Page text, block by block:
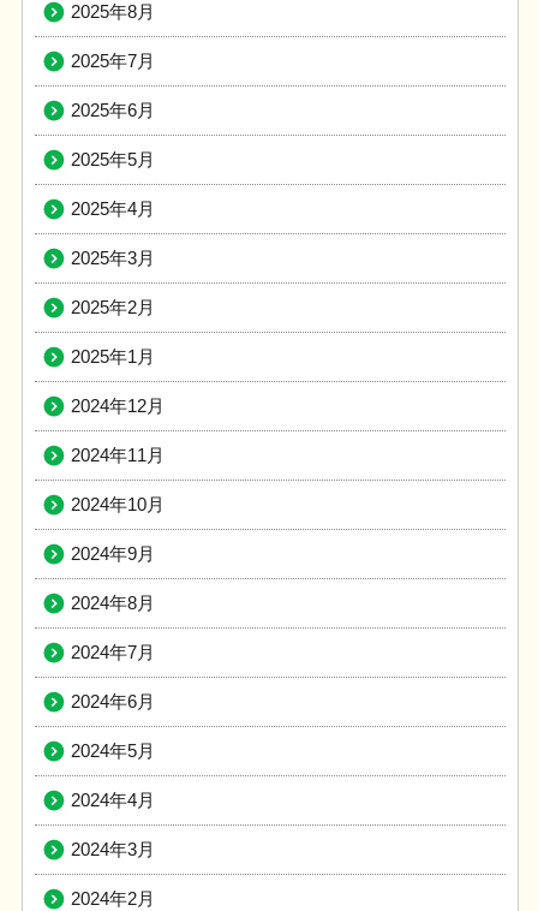
2025年8月
2025年7月
2025年6月
2025年5月
2025年4月
2025年3月
2025年2月
2025年1月
2024年12月
2024年11月
2024年10月
2024年9月
2024年8月
2024年7月
2024年6月
2024年5月
2024年4月
2024年3月
2024年2月